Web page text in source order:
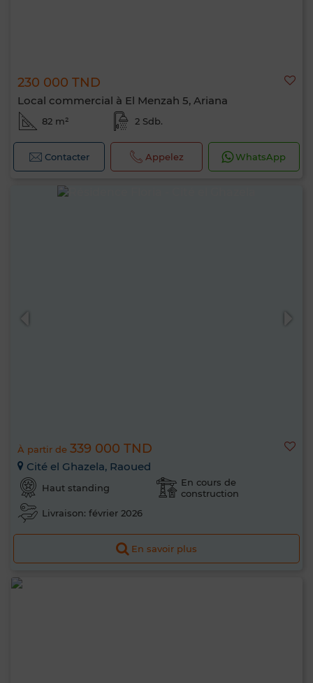
230 000 TND
Local commercial à El Menzah 5, Ariana
82 m² 2 Sdb.
Contacter Appelez WhatsApp
À partir de 339 000 TND
Cité el Ghazela, Raoued
Haut standing
En cours de
construction
Livraison: février 2026
En savoir plus